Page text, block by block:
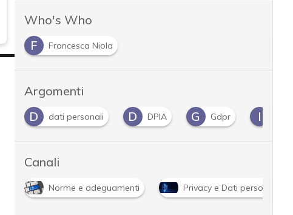
Who's Who
F
Francesca Niola
Argomenti
D dati personali D DPIA G Gdpr I
Canali
Norme e adeguamenti Privacy e Dati personali